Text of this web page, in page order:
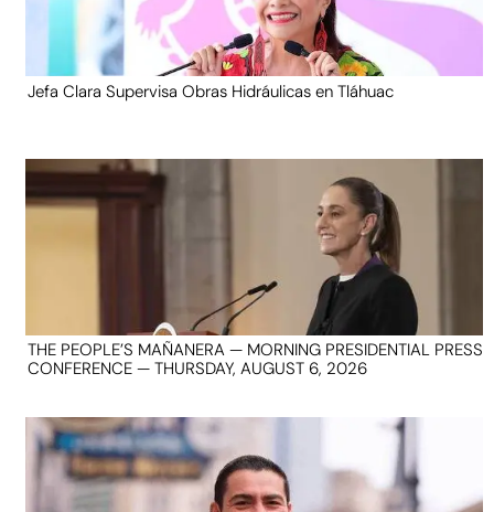
Jefa Clara Supervisa Obras Hidráulicas en Tláhuac
THE PEOPLE’S MAÑANERA — MORNING PRESIDENTIAL PRESS
CONFERENCE — THURSDAY, AUGUST 6, 2026